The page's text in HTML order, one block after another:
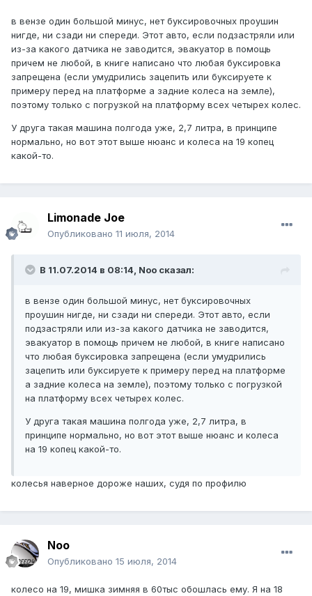
в вензе один большой минус, нет буксировочных проушин
нигде, ни сзади ни спереди. Этот авто, если подзастряли или
из-за какого датчика не заводится, эвакуатор в помощь
причем не любой, в книге написано что любая буксировка
запрещена (если умудрились зацепить или буксируете к
примеру перед на платформе а задние колеса на земле),
поэтому только с погрузкой на платформу всех четырех колес.
У друга такая машина полгода уже, 2,7 литра, в принципе
нормально, но вот этот выше нюанс и колеса на 19 копец
какой-то.
Limonade Joe
Опубликовано 11 июля, 2014
В 11.07.2014 в 08:14, Noo сказал:
в вензе один большой минус, нет буксировочных
проушин нигде, ни сзади ни спереди. Этот авто, если
подзастряли или из-за какого датчика не заводится,
эвакуатор в помощь причем не любой, в книге написано
что любая буксировка запрещена (если умудрились
зацепить или буксируете к примеру перед на платформе
а задние колеса на земле), поэтому только с погрузкой
на платформу всех четырех колес.
У друга такая машина полгода уже, 2,7 литра, в
принципе нормально, но вот этот выше нюанс и колеса
на 19 копец какой-то.
колесья наверное дороже наших, судя по профилю
Noo
Опубликовано 15 июля, 2014
колесо на 19, мишка зимняя в 60тыс обошлась ему. Я на 18